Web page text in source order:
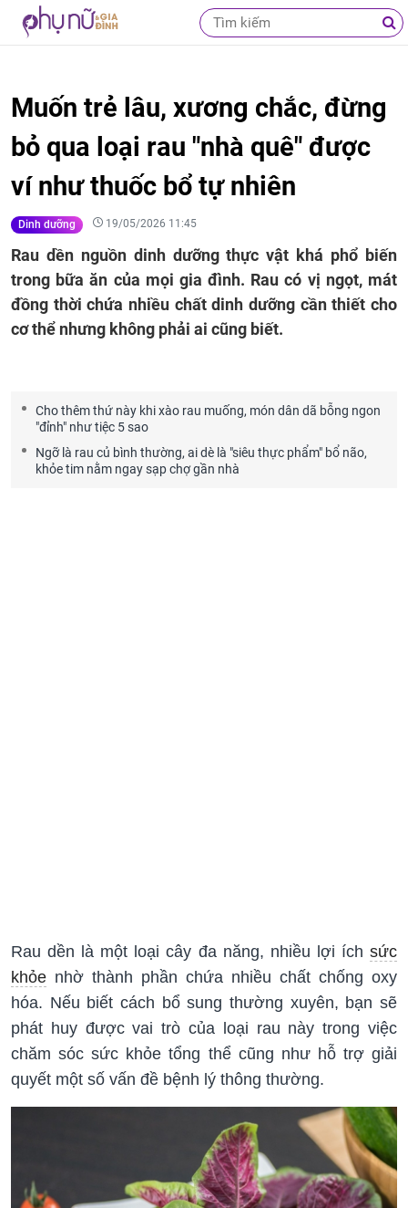
Muốn trẻ lâu, xương chắc, đừng
bỏ qua loại rau "nhà quê" được
ví như thuốc bổ tự nhiên
Dinh dưỡng 19/05/2026 11:45
Rau dền nguồn dinh dưỡng thực vật khá phổ biến
trong bữa ăn của mọi gia đình. Rau có vị ngọt, mát
đồng thời chứa nhiều chất dinh dưỡng cần thiết cho
cơ thể nhưng không phải ai cũng biết.
Cho thêm thứ này khi xào rau muống, món dân dã bỗng ngon
"đỉnh" như tiệc 5 sao
Ngỡ là rau củ bình thường, ai dè là "siêu thực phẩm" bổ não,
khỏe tim nằm ngay sạp chợ gần nhà
Rau dền là một loại cây đa năng, nhiều lợi ích sức
khỏe nhờ thành phần chứa nhiều chất chống oxy
hóa. Nếu biết cách bổ sung thường xuyên, bạn sẽ
phát huy được vai trò của loại rau này trong việc
chăm sóc sức khỏe tổng thể cũng như hỗ trợ giải
quyết một số vấn đề bệnh lý thông thường.